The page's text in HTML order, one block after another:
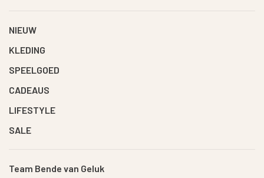
NIEUW
KLEDING
SPEELGOED
CADEAUS
LIFESTYLE
SALE
Team Bende van Geluk